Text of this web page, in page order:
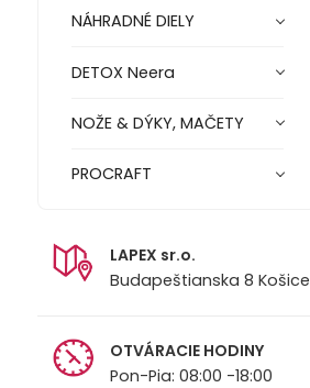
NÁHRADNÉ DIELY
DETOX Neera
NOŽE & DÝKY, MAČETY
PROCRAFT
LAPEX sr.o.
Budapeštianska 8 Košice
OTVÁRACIE HODINY
Pon-Pia: 08:00 -18:00